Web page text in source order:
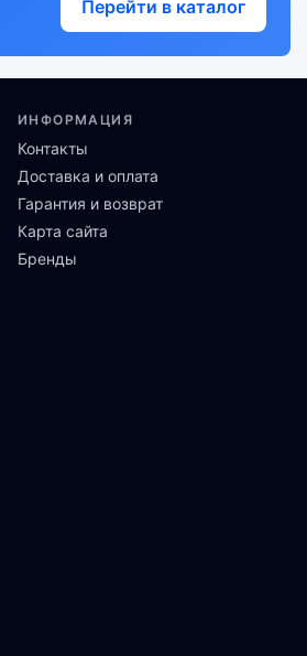
Перейти в каталог
ИНФОРМАЦИЯ
Контакты
Доставка и оплата
Гарантия и возврат
Карта сайта
Бренды